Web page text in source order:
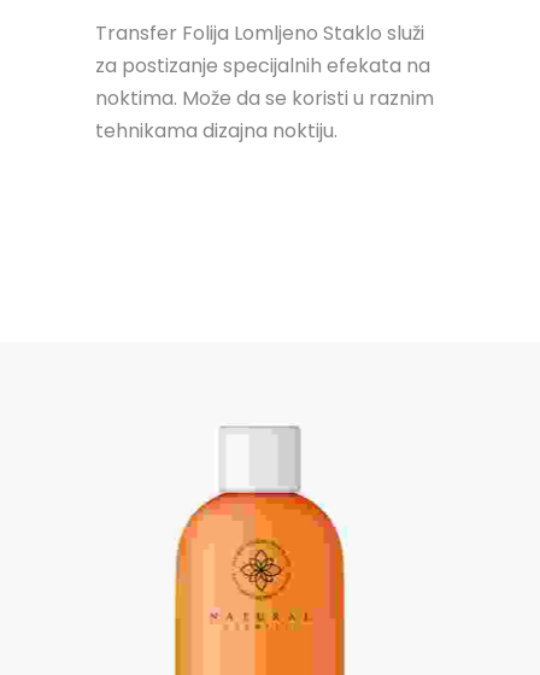
Transfer Folija Lomljeno Staklo služi
za postizanje specijalnih efekata na
noktima. Može da se koristi u raznim
tehnikama dizajna noktiju.